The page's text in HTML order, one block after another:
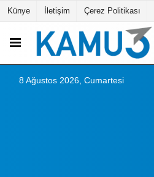
Künye İletişim Çerez Politikası
8 Ağustos 2026, Cumartesi